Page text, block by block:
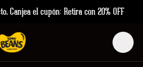
Canjea el cupón: Retira con 20% OFF
Login